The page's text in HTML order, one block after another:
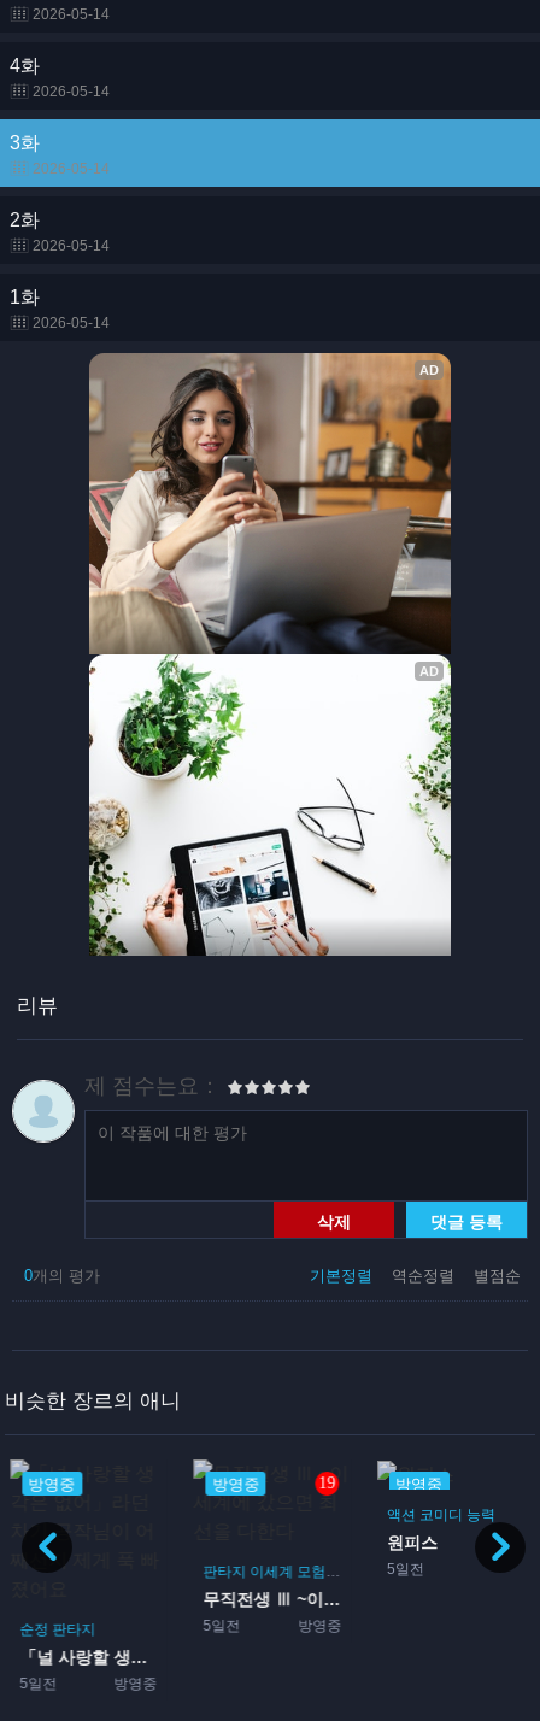
2026-05-14
4화
2026-05-14
3화
2026-05-14
2화
2026-05-14
1화
2026-05-14
리뷰
제 점수는요：
삭제 댓글 등록
기본정렬 역순정렬 별점순
0개의 평가
비슷한 장르의 애니
방영중
순정 판타지
「널 사랑할 생각은 없어」라...
5일전 방영중
방영중 19
판타지 이세계 모험 액션 먼치킨 마법사
무직전생 Ⅲ ~이세계에 갔으...
5일전 방영중
방영중
액션 코미디 능력
원피스
5일전